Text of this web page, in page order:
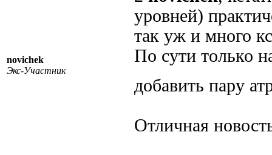
novichek
Экс-Участник
уровней)
так уж и много
По сути только
добавить пару
Отличная